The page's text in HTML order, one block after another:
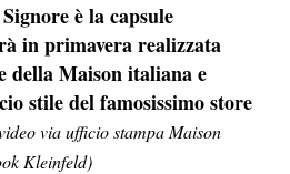
è la capsule
in primavera realizzata
della Maison italiana e
stile del famosissimo store
via ufficio stampa Maison
Kleinfeld)